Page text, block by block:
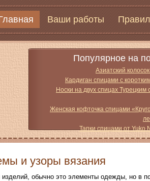
Ваши работы
Популярное на
Азиатский
Кардиган спицами с
Носки на двух спицах Турецким
Женская кофточка спицами
Тапки спицами от Yuko
и узоры вязания
изделий, обычно это элементы одежды, но в